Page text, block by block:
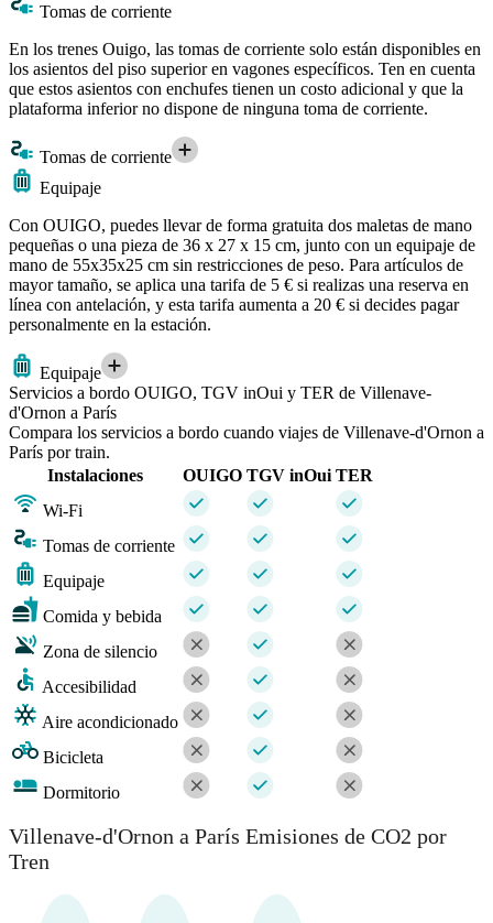
Tomas de corriente
En los trenes Ouigo, las tomas de corriente solo están disponibles en
los asientos del piso superior en vagones específicos. Ten en cuenta
que estos asientos con enchufes tienen un costo adicional y que la
plataforma inferior no dispone de ninguna toma de corriente.
Tomas de corriente
Equipaje
Con OUIGO, puedes llevar de forma gratuita dos maletas de mano
pequeñas o una pieza de 36 x 27 x 15 cm, junto con un equipaje de
mano de 55x35x25 cm sin restricciones de peso. Para artículos de
mayor tamaño, se aplica una tarifa de 5 € si realizas una reserva en
línea con antelación, y esta tarifa aumenta a 20 € si decides pagar
personalmente en la estación.
Equipaje
Servicios a bordo OUIGO, TGV inOui y TER de Villenave-
d'Ornon a París
Compara los servicios a bordo cuando viajes de Villenave-d'Ornon a
París por train.
Instalaciones
OUIGO TGV inOui TER
Wi-Fi
Tomas de corriente
Equipaje
Comida y bebida
Zona de silencio
Accesibilidad
Aire acondicionado
Bicicleta
Dormitorio
Villenave-d'Ornon a París Emisiones de CO2 por
Tren